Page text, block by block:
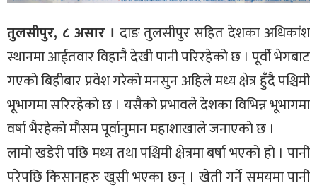
तुलसीपुर, ८ असार । दाङ तुलसीपुर सहित देशका अधिकांश
स्थानमा आईतवार विहानै देखी पानी परिरहेको छ । पूर्वी भेगबाट
गएको बिहीबार प्रवेश गरेको मनसुन अहिले मध्य क्षेत्र हुँदै पश्चिमी
भूभागमा सरिरहेको छ । यसैको प्रभावले देशका विभिन्न भूभागमा
वर्षा भैरहेको मौसम पूर्वानुमान महाशाखाले जनाएको छ ।
लामो खडेरी पछि मध्य तथा पश्चिमी क्षेत्रमा बर्षा भएको हो । पानी
परेपछि किसानहरु खुसी भएका छन् । खेती गर्ने समयमा पानी